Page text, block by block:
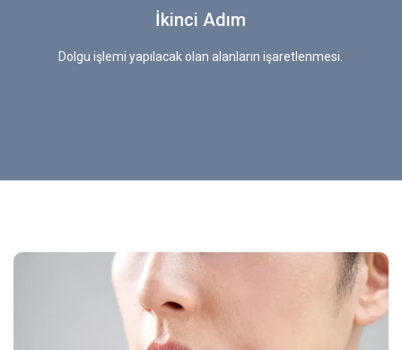
İkinci Adım
Dolgu işlemi yapılacak olan alanların işaretlenmesi.